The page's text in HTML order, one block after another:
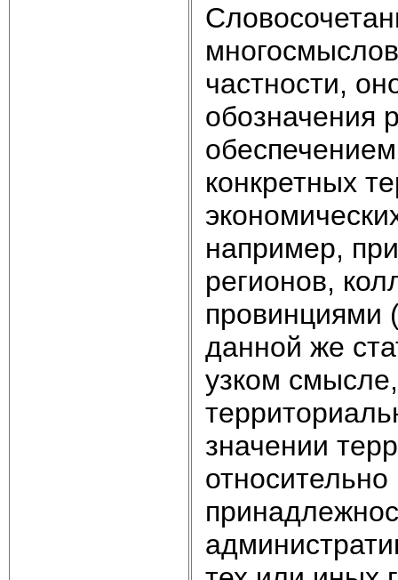
частности,
обозначения
конкретных
например,
регионов,
провинциями
данной же
узком
значении